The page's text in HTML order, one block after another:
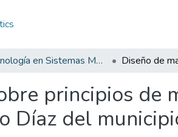
Tecnología en Sistemas Mecatrónicos
principios de
Díaz del